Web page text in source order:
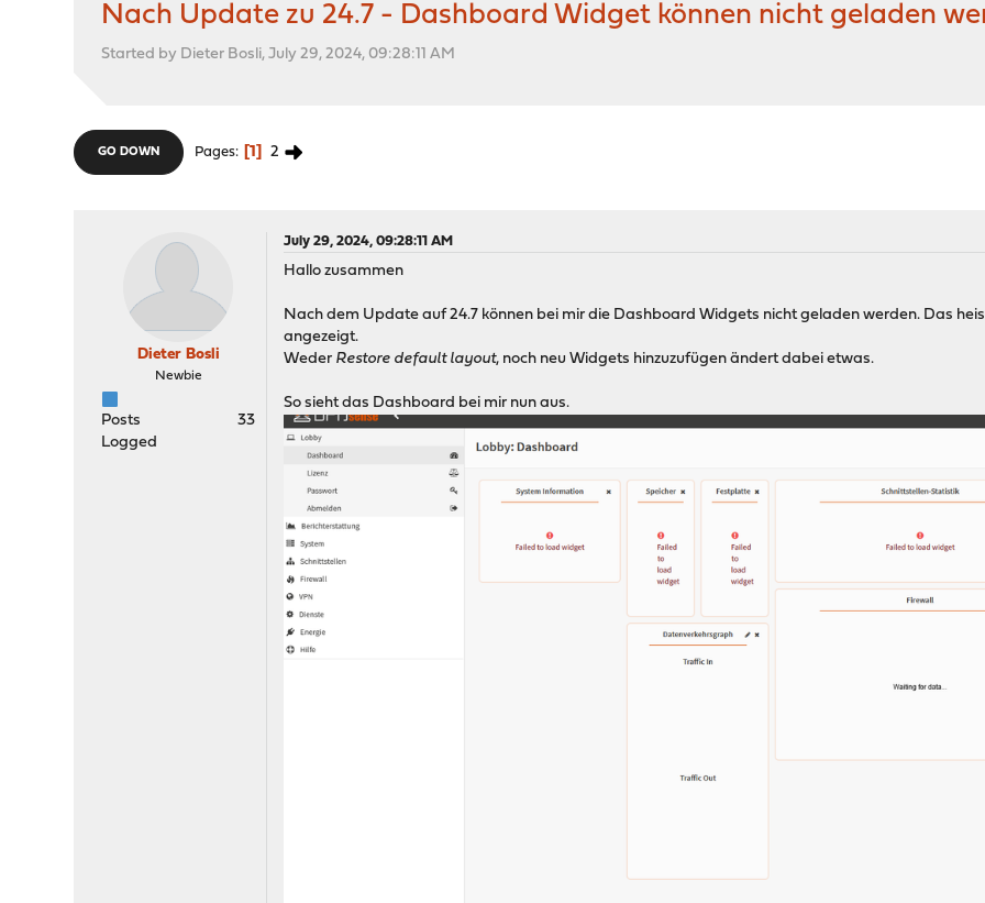
Nach Update zu 24.7 - Dashboard Widget können nicht geladen
Started by Dieter Bosli, July 29, 2024, 09:28:11 AM
GO DOWN Pages 1 2
Dieter Bosli
Newbie
Posts
33
Logged
July 29, 2024, 09:28:11 AM
Hallo zusammen
Nach dem Update auf 24.7 können bei mir die Dashboard Widgets nicht geladen werden. Das
angezeigt.
Weder Restore default layout, noch neu Widgets hinzuzufügen ändert dabei etwas.
So sieht das Dashboard bei mir nun aus.